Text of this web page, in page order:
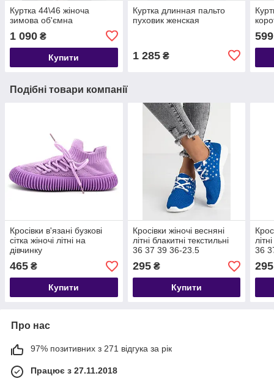
Куртка 44\46 жіноча
зимова об'ємна
1 090 ₴
Купити
Куртка длинная пальто
пуховик женская
1 285₴
599
Подібні товари компанії
Кросівки в'язані бузкові
сітка жіночі літні на
дівчинку
465 ₴
Купити
Кросівки жіночі весняні
літні блакитні текстильні
36 37 39 36-23.5
295₴
Купити
36
295
Про нас
97% позитивних з 271 відгука за рік
Працює з 27.11.2018